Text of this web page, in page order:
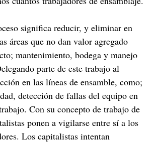
significa reducir, y eliminar en
áreas que no dan valor agregado
mantenimiento, bodega y manejo
parte de este trabajo al
en las líneas de ensamble, como;
detección de fallas del equipo en
Con su concepto de trabajo de
ponen a vigilarse entre sí a los
Los capitalistas intentan